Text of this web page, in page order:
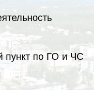
пункт по ГО и ЧС